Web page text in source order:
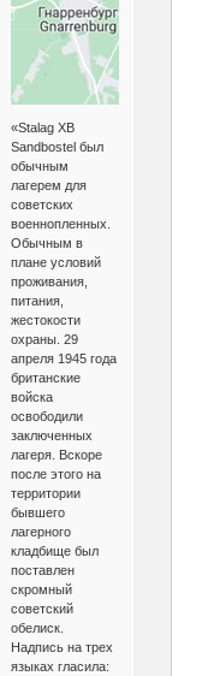
«Stalag XB
Sandbostel был
обычным
лагерем для
советских
военнопленных.
Обычным в
плане условий
проживания,
питания,
жестокости
охраны. 29
апреля 1945 года
британские
войска
освободили
заключенных
лагеря. Вскоре
после этого на
территории
бывшего
лагерного
кладбище был
поставлен
скромный
советский
обелиск.
Надпись на трех
языках гласила: